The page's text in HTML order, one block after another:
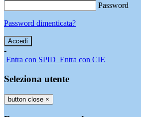
Password
Password dimenticata?
-
Entra con SPID Entra con CIE
Seleziona utente
button close ×